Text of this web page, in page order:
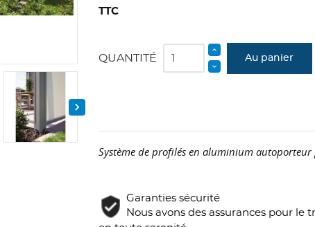

TTC
QUANTITÉ Au panier
Système de profilés en aluminium
Garanties sécurité
Nous avons des assurances pour le